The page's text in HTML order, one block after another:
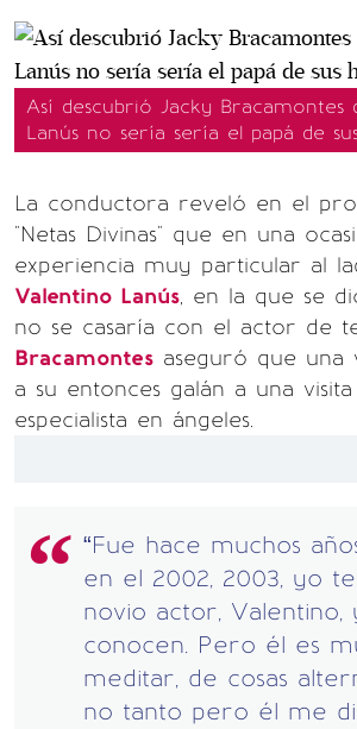
Así descubrió Jacky Bracamontes
Lanús no sería sería el papá de
La conductora reveló en el
"Netas Divinas" que en una
experiencia muy particular al
Valentino Lanús, en la que se
no se casaría con el actor de
Bracamontes aseguró que una
a su entonces galán a una
especialista en ángeles.
“Fue hace muchos
en el 2002, 2003, yo
novio actor, Valentino,
conocen. Pero él es
meditar, de cosas
no tanto pero él me